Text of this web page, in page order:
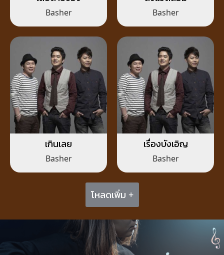
Basher Basher
เกินเลย
Basher
เรื่องบังเอิญ
Basher
โหลดเพิ่ม +